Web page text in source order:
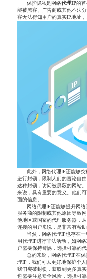
保护隐私是网络代理IP的首
能被黑客、广告商或其他不法
客无法得知用户的真实IP地址，
此外，网络代理IP还能够
进行封锁，限制人们的言论自
这种封锁，访问被屏蔽的网站
来说，具有重要的意义。他们
面的信息。
网络代理IP还能够提升网
服务商的限制或其他原因导致
他地区或国家的代理服务器，
连接的用户来说，是非常有帮
当然，网络代理IP也存在
用代理IP进行非法活动，如网
户需要保持警惕，选择可靠的
总的来说，网络代理IP在
理IP，我们可以更好地保护个
我们突破封锁，获取到更多真
也需要注意安全风险，选择可